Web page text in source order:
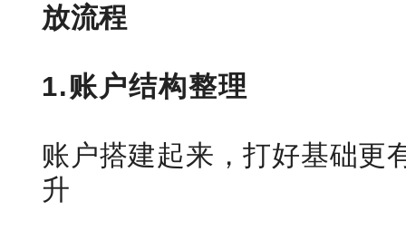
放流程
1.账户结构整理
账户搭建起来，打好基础更
升